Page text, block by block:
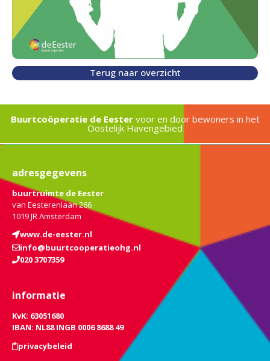
Terug naar overzicht
Buurtcoöperatie de Eestervoor en door bewoners in het
Oostelijk Havengebied
adresgegevens
buurtruimte de Eester
van Eesterenlaan 266
1019 JR Amsterdam
www.de-eester.nl
info@buurtcooperatieohg.nl
020 3707359
informatie
KvK: 63051680
IBAN: NL88 INGB 0006 8688 49
privacybeleid